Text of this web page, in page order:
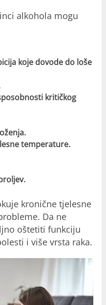
alkohola mogu
koje dovode do loše
kritičkog
temperature.
kronične tjelesne
Da ne
oštetiti funkciju
i više vrsta raka.